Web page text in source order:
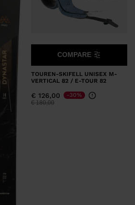
TOUREN-SKIFELL UNISEX M-
VERTICAL 82 / E-TOUR 82
€ 126,00
Preis reduziert von
€ 180,00auf
-30%
COMPARE